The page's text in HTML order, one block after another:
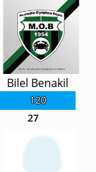
120
Bilel Benakil
27